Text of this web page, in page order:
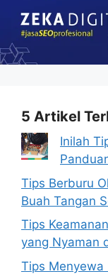
5 Artikel
Inilah
Tips Berburu
Buah Tangan
Tips
yang Nyaman
Tips Menyewa